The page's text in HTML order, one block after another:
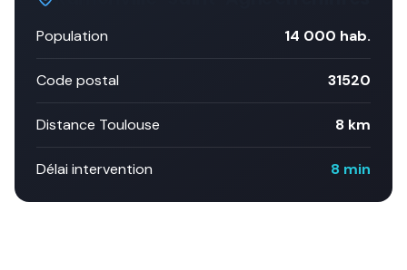
Population 14 000 hab.
Code postal 31520
Distance Toulouse 8 km
Délai intervention 8 min